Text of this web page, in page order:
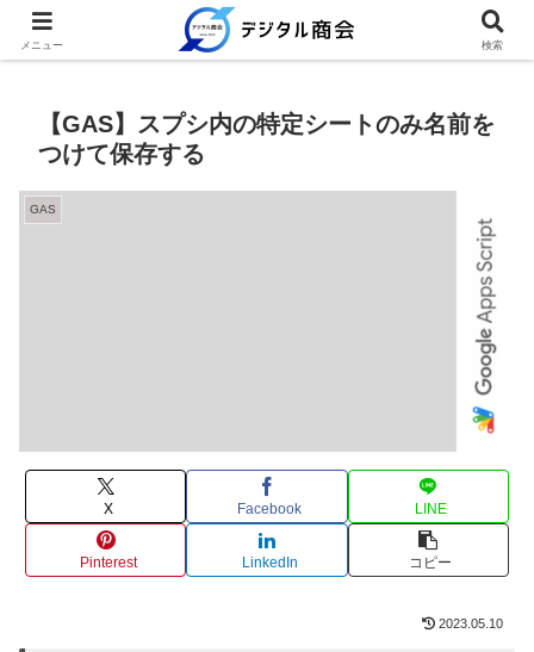
例文を使って繰り返し業務を時短
【GAS】スプシ内の特定シートのみ名前を
つけて保存する
GAS
X Facebook LINE
Pinterest LinkedIn コピー
2023.05.10
メニュー 検索